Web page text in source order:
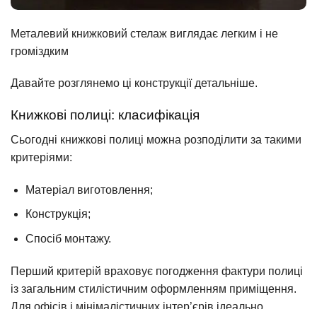
Металевий книжковий стелаж виглядає легким і не
громіздким
Давайте розглянемо ці конструкції детальніше.
Книжкові полиці: класифікація
Сьогодні книжкові полиці можна розподілити за такими
критеріями:
Матеріал виготовлення;
Конструкція;
Спосіб монтажу.
Перший критерій враховує погодження фактури полиці
із загальним стилістичним оформленням приміщення.
Для офісів і мінімалістичних інтер’єрів ідеально